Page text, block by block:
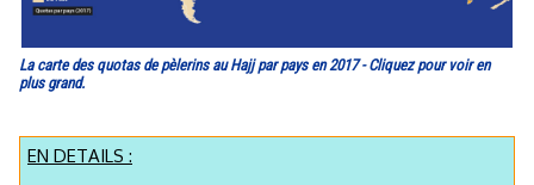
La carte des quotas de pèlerins au Hajj par pays en 2017 - Cliquez pour voir en
plus grand.
EN DETAILS :